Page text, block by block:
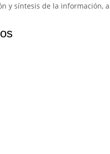
síntesis de la información,